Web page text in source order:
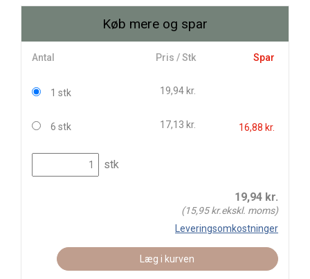
Køb mere og spar
Antal Pris / Stk Spar
1 stk 19,94 kr.
6 stk 17,13 kr. 16,88 kr.
stk
19,94 kr.
(15,95kr.ekskl. moms)
Leveringsomkostninger
Læg i kurven